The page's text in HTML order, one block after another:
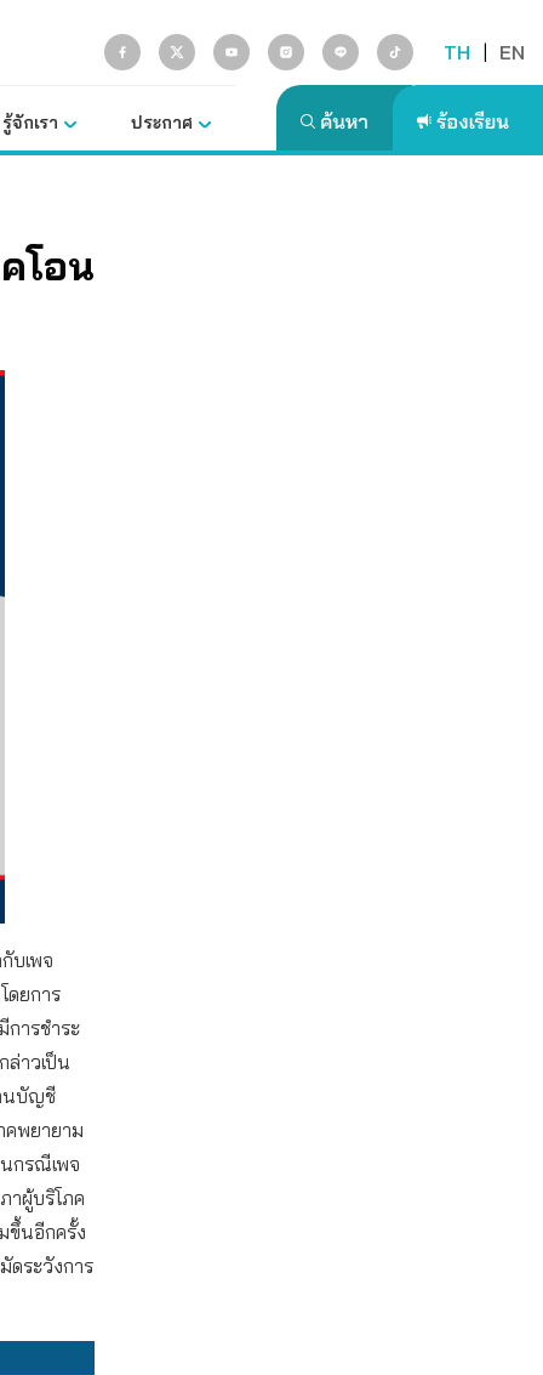
TH | EN
รู้จักเรา ประกาศ
โอน
บเพจ
ดยการ
การชำระ
ล่าวเป็น
นบัญชี
คพยายาม
นกรณีเพจ
าผู้บริโภค
ขึ้นอีกครั้ง
ดระวังการ